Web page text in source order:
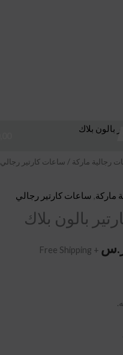
رجالية ماركة / ساعات كارتير رجالي
ماركة ساعات كارتير رجالي
بالون بلاك
+ Free Shipping